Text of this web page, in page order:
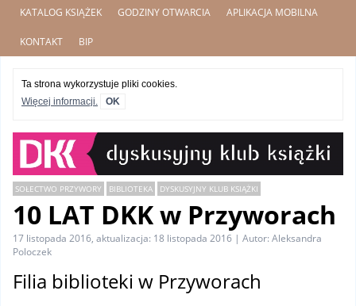
KATALOG KSIĄŻEK GODZINY OTWARCIA APLIKACJA MOBILNA
KONTAKT BIP
Ta strona wykorzystuje pliki cookies.
Więcej informacji.
OK
SOŁECTWO PRZYWORY BIBLIOTEKA DYSKUSYJNY KLUB KSIĄŻKI
10 LAT DKK w Przyworach
17 listopada 2016, aktualizacja: 18 listopada 2016 | Autor: Aleksandra
Poloczek
Filia biblioteki w Przyworach